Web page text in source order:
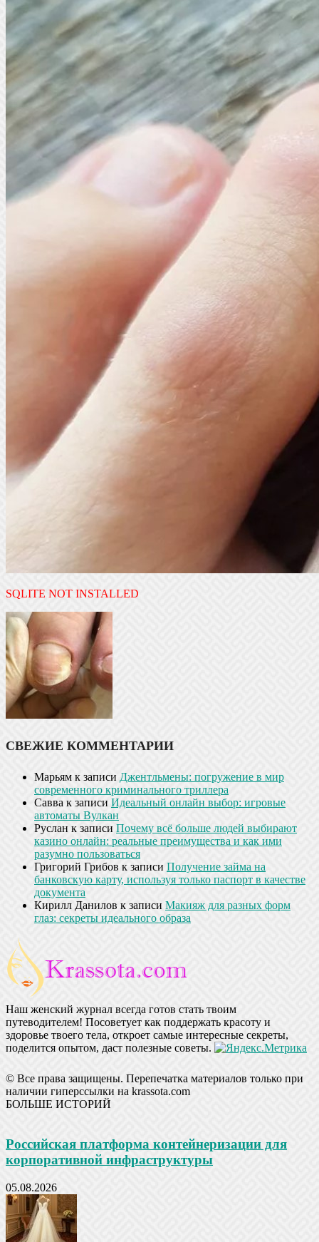
SQLITE NOT INSTALLED
СВЕЖИЕ КОММЕНТАРИИ
Марьям к записи Джентльмены: погружение в мир
современного криминального триллера
Савва к записи Идеальный онлайн выбор: игровые
автоматы Вулкан
Руслан к записи Почему всё больше людей выбирают
казино онлайн: реальные преимущества и как ими
разумно пользоваться
Григорий Грибов к записи Получение займа на
банковскую карту, используя только паспорт в качестве
документа
Кирилл Данилов к записи Макияж для разных форм
глаз: секреты идеального образа
Наш женский журнал всегда готов стать твоим
путеводителем! Посоветует как поддержать красоту и
здоровье твоего тела, откроет самые интересные секреты,
поделится опытом, даст полезные советы.
© Все права защищены. Перепечатка материалов только при
наличии гиперссылки на krassota.com
БОЛЬШЕ ИСТОРИЙ
Российская платформа контейнеризации для
корпоративной инфраструктуры
05.08.2026